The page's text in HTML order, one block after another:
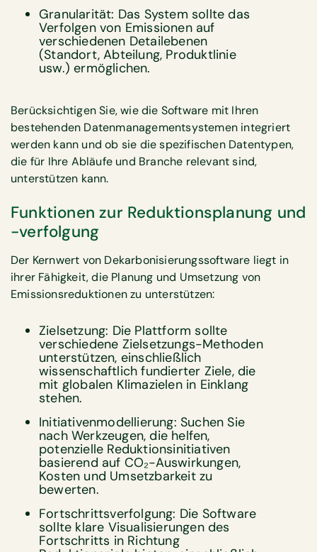
Granularität: Das System sollte das
Verfolgen von Emissionen auf
verschiedenen Detailebenen
(Standort, Abteilung, Produktlinie
usw.) ermöglichen.
Berücksichtigen Sie, wie die Software mit Ihren
bestehenden Datenmanagementsystemen integriert
werden kann und ob sie die spezifischen Datentypen,
die für Ihre Abläufe und Branche relevant sind,
unterstützen kann.
Funktionen zur Reduktionsplanung und
-verfolgung
Der Kernwert von Dekarbonisierungssoftware liegt in
ihrer Fähigkeit, die Planung und Umsetzung von
Emissionsreduktionen zu unterstützen:
Zielsetzung: Die Plattform sollte
verschiedene Zielsetzungs-Methoden
unterstützen, einschließlich
wissenschaftlich fundierter Ziele, die
mit globalen Klimazielen in Einklang
stehen.
Initiativenmodellierung: Suchen Sie
nach Werkzeugen, die helfen,
potenzielle Reduktionsinitiativen
basierend auf CO₂-Auswirkungen,
Kosten und Umsetzbarkeit zu
bewerten.
Fortschrittsverfolgung: Die Software
sollte klare Visualisierungen des
Fortschritts in Richtung